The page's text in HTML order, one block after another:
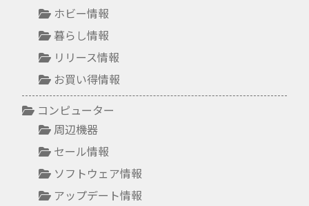
ホビー情報
暮らし情報
リリース情報
お買い得情報
コンピューター
周辺機器
セール情報
ソフトウェア情報
アップデート情報